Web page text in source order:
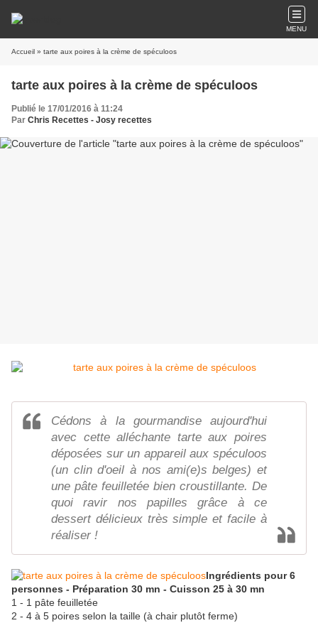
MENU
Accueil » tarte aux poires à la crème de spéculoos
tarte aux poires à la crème de spéculoos
Publié le 17/01/2016 à 11:24
Par Chris Recettes - Josy recettes
Cédons à la gourmandise aujourd'hui
avec cette alléchante tarte aux poires
déposées sur un appareil aux spéculoos
(un clin d'oeil à nos ami(e)s belges) et
une pâte feuilletée bien croustillante. De
quoi ravir nos papilles grâce à ce
dessert délicieux très simple et facile à
réaliser !
Ingrédients pour 6
personnes - Préparation 30 mn - Cuisson 25 à 30 mn
1 - 1 pâte feuilletée
2 - 4 à 5 poires selon la taille (à chair plutôt ferme)